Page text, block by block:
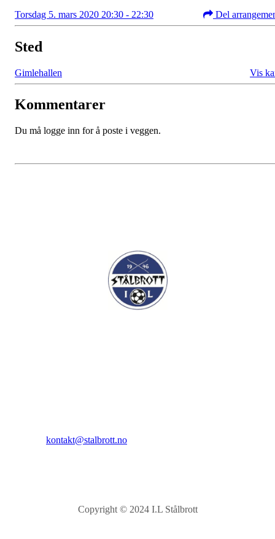
Torsdag 5. mars 2020 20:30 - 22:30 Del
Sted
Gimlehallen Vis
Kommentarer
Du må logge inn for å poste i veggen.
kontakt@stalbrott.no
Copyright © 2024 I.L Stålbrott